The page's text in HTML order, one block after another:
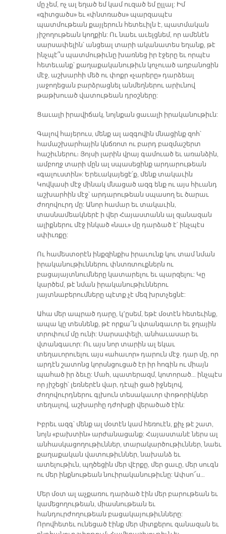
մը չեմ, ոչ ալ եղած եմ կամ ուզած եմ ըլլալ: Իմ
«գիտցածս» եւ «փնտռածս» պարզապէս
պատմութեան քայլերուն հետեւիլն է, պատմական
յիշողութեան կողքին: Ու նաեւ աւելցնեմ, որ ամենէն
սարսափելին՝ անցեալ տարի ականատես եղանք, թէ
ինչպէ՞ս պատմութիւնը խառնեց իր էջերը եւ որպէս
հետեւանք՝ քաղաքականութիւն կոչուած աղբանոցին
մէջ, աշխարհի մեծ ու փոքր «չարերը» դարձեալ
յաջողեցան բարձրացնել անմեղներու արիւնով
թաթխուած վատութեան դրօշները:
Ցաւալի իրավիճակ, նոյնքան ցաւալի իրականութիւն:
Գալով հայերուս, մենք ալ ազգովին մնացինք զոհ՝
համաշխարհային կնճռոտ ու բարդ բազմաշերտ
հաշիւներու։ Յոյսի լարին վրայ գամուած եւ առանձին,
ամբողջ տարի մըն ալ սպասեցինք արդարութեան
«գալուստին»: Երեւակայեցէ՛ք, մենք տակաւին
Կովկասի մէջ մինակ մնացած ազգ ենք ու այս հիւանդ
աշխարհին մէջ՝ արդարութեան սպասող եւ ծարաւ
ժողովուրդ մը: Անոր համար եւ տակաւին,
տասնամեակներէ ի վեր Հայաստանն ալ զանազան
ալիքներու մէջ ինկած «նաւ» մը դարձած է՝ ինչպէս
սփիւռքը:
Ու համեստօրէն ինքզինքիս իրաւունք կու տամ նման
իրականութիւններու փնտռտուքներն ու
բացայայտնումները կատարելու եւ պարզելու: Կը
կարծեմ, թէ նման իրականութիւններու
յայտնաբերումները պէտք չէ մեզ խրտչեցնէ:
Ահա մեր ապրած դարը, կ՚ըսեմ, եթէ մօտէն հետեւինք,
ապա կը տեսնենք, թէ որքա՜ն վտանգաւոր եւ ջղային
տրոփում մը ունի: Սարսափելի, անհաւասար եւ
վտանգաւոր: Ու այս նոր տարին ալ եկաւ
տեղաւորուելու այս «ահաւոր» դարուն մէջ. դար մը, որ
արդէն շատոնց կորսնցուցած էր իր հոգին ու միայն
պահած իր ձեւը: Մահ, պատերազմ, կոտորած… ինչպէս
որ յիշեցի՝ լեռներէն վար, դէպի ցած իջնելով,
ժողովուրդներու գլխուն տեսակաւոր փոթորիկներ
տեղալով, աշխարհը դժոխքի վերածած էին:
Իբրեւ ազգ՝ մենք ալ մօտէն կամ հեռուէն, քիչ թէ շատ,
նոյն «բախտին» արժանացանք: Հայաստանէ ներս ալ
անհասկացողութիւններ, տարակարծութիւններ, նաեւ
քաղաքական վատութիւններ, նախանձ եւ
ատելութիւն, պղծեցին մեր վէրքը, մեր ցաւը, մեր սուգն
ու մեր ինքնութեան նուիրականութիւնը: Ափսո՜ս…
Մեր մօտ ալ աչքառու դարձած էին մեր բարութեան եւ
կամեցողութեան, միասնութեան եւ
հանդուրժողութեան բացակայութիւնները:
Որովհետեւ ունեցած էինք մեր միտքերու զանազան եւ